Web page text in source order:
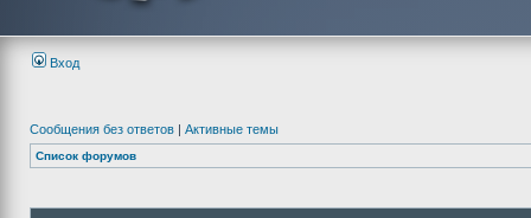
Вход
Сообщения без ответов | Активные темы
Список форумов